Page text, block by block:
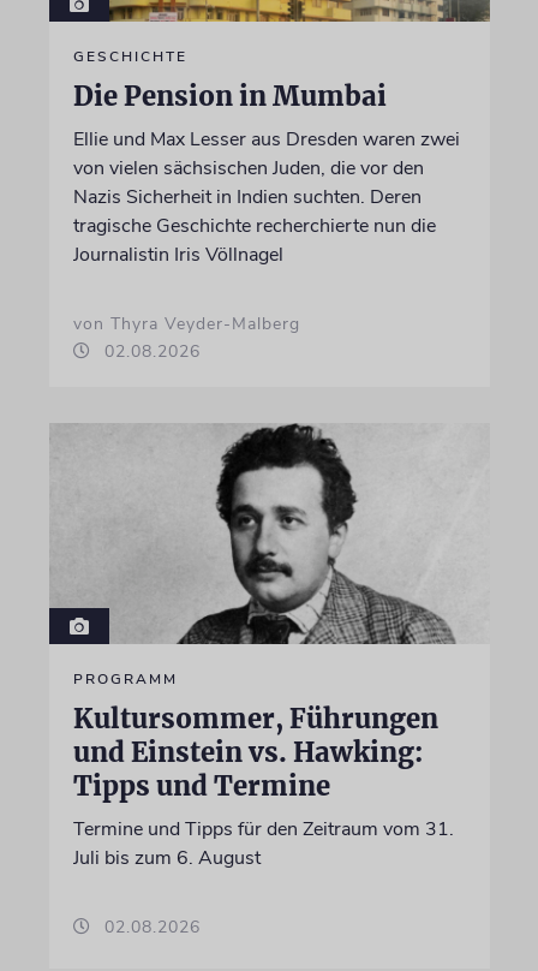
GESCHICHTE
Die Pension in Mumbai
Ellie und Max Lesser aus Dresden waren zwei
von vielen sächsischen Juden, die vor den
Nazis Sicherheit in Indien suchten. Deren
tragische Geschichte recherchierte nun die
Journalistin Iris Völlnagel
von Thyra Veyder-Malberg
02.08.2026
PROGRAMM
Kultursommer, Führungen
und Einstein vs. Hawking:
Tipps und Termine
Termine und Tipps für den Zeitraum vom 31.
Juli bis zum 6. August
02.08.2026